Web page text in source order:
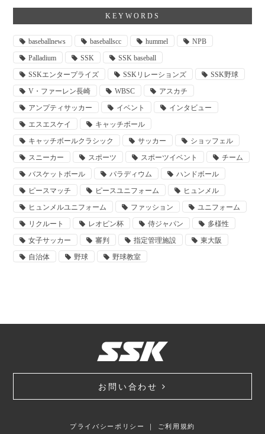
KEYWORDS
baseballnews baseballscc hummel
NPB
Palladium
SSK
SSK baseball
SSKエンタープライズ
SSKリレーションズ
SSK野球
V・ファーレン長崎
WBSC
アスカチ
アンプティサッカー
イベント
インタビュー
エスエスケイ
キャッチボール
キャッチボールクラシック
サッカー
ショッフェル
スニーカー
スポーツ スポーツイベント
チーム
バスケットボール
パラディウム
ハンドボール
ピースマッチ
ピースユニフォーム
ヒュンメル
ヒュンメルユニフォーム
ファッション
ユニフォーム
リクルート
レオピン杯 侍ジャパン
多様性
女子サッカー
審判 指定管理施設
東大阪
自治体
野球 野球教室
お問い合わせ
プライバシーポリシー ご利用規約